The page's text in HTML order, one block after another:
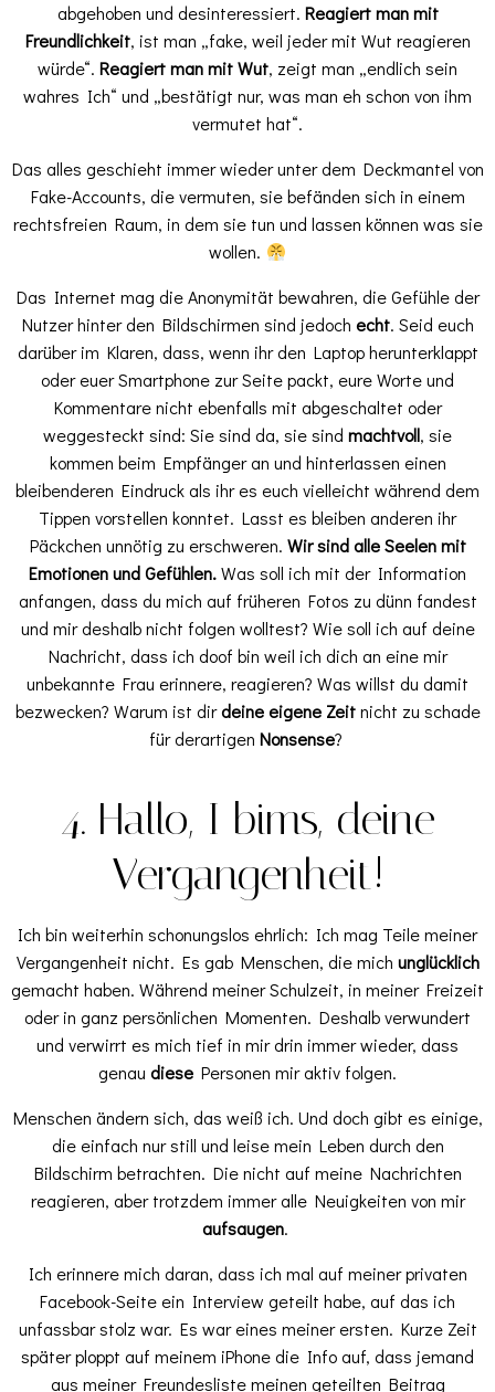
abgehoben und desinteressiert. Reagiert man mit
Freundlichkeit, ist man „fake, weil jeder mit Wut reagieren
würde“. Reagiert man mit Wut, zeigt man „endlich sein
wahres Ich“ und „bestätigt nur, was man eh schon von ihm
vermutet hat“.
Das alles geschieht immer wieder unter dem Deckmantel von
Fake-Accounts, die vermuten, sie befänden sich in einem
rechtsfreien Raum, in dem sie tun und lassen können was sie
wollen.
Das Internet mag die Anonymität bewahren, die Gefühle der
Nutzer hinter den Bildschirmen sind jedoch echt. Seid euch
darüber im Klaren, dass, wenn ihr den Laptop herunterklappt
oder euer Smartphone zur Seite packt, eure Worte und
Kommentare nicht ebenfalls mit abgeschaltet oder
weggesteckt sind: Sie sind da, sie sind machtvoll, sie
kommen beim Empfänger an und hinterlassen einen
bleibenderen Eindruck als ihr es euch vielleicht während dem
Tippen vorstellen konntet. Lasst es bleiben anderen ihr
Päckchen unnötig zu erschweren. Wir sind alle Seelen mit
Emotionen und Gefühlen.Was soll ich mit der Information
anfangen, dass du mich auf früheren Fotos zu dünn fandest
und mir deshalb nicht folgen wolltest? Wie soll ich auf deine
Nachricht, dass ich doof bin weil ich dich an eine mir
unbekannte Frau erinnere, reagieren? Was willst du damit
bezwecken? Warum ist dirdeine eigene Zeitnicht zu schade
für derartigen Nonsense?
4. Hallo, I bims, deine
Vergangenheit!
Ich bin weiterhin schonungslos ehrlich: Ich mag Teile meiner
Vergangenheit nicht. Es gab Menschen, die mich unglücklich
gemacht haben. Während meiner Schulzeit, in meiner Freizeit
oder in ganz persönlichen Momenten. Deshalb verwundert
und verwirrt es mich tief in mir drin immer wieder, dass
genau diese Personen mir aktiv folgen.
Menschen ändern sich, das weiß ich. Und doch gibt es einige,
die einfach nur still und leise mein Leben durch den
Bildschirm betrachten. Die nicht auf meine Nachrichten
reagieren, aber trotzdem immer alle Neuigkeiten von mir
aufsaugen.
Ich erinnere mich daran, dass ich mal auf meiner privaten
Facebook-Seite ein Interview geteilt habe, auf das ich
unfassbar stolz war. Es war eines meiner ersten. Kurze Zeit
später ploppt auf meinem iPhone die Info auf, dass jemand
aus meiner Freundesliste meinen geteilten Beitrag